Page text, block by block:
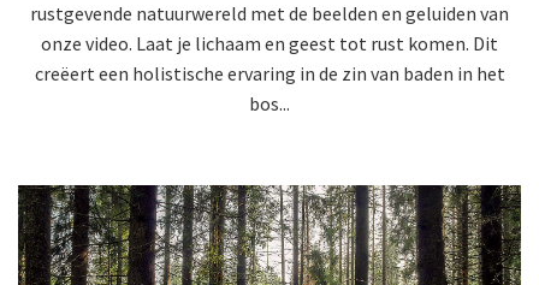
rustgevende natuurwereld met de beelden en geluiden van
onze video. Laat je lichaam en geest tot rust komen. Dit
creëert een holistische ervaring in de zin van baden in het
bos...